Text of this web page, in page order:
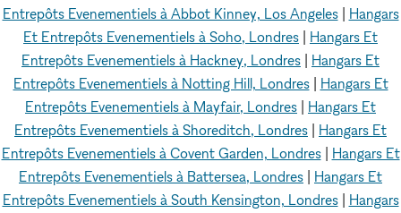
Entrepôts Evenementiels à Abbot Kinney, Los Angeles| Hangars
Et Entrepôts Evenementiels à Soho, Londres
Hangars Et
Entrepôts Evenementiels à Hackney, Londres
Hangars Et
Entrepôts Evenementiels à Notting Hill, Londres| Hangars Et
Entrepôts Evenementiels à Mayfair, Londres
Hangars Et
Entrepôts Evenementiels à Shoreditch, Londres
Hangars Et
Entrepôts Evenementiels à Covent Garden, Londres| Hangars Et
Entrepôts Evenementiels à Battersea, Londres
Hangars Et
Entrepôts Evenementiels à South Kensington, Londres| Hangars